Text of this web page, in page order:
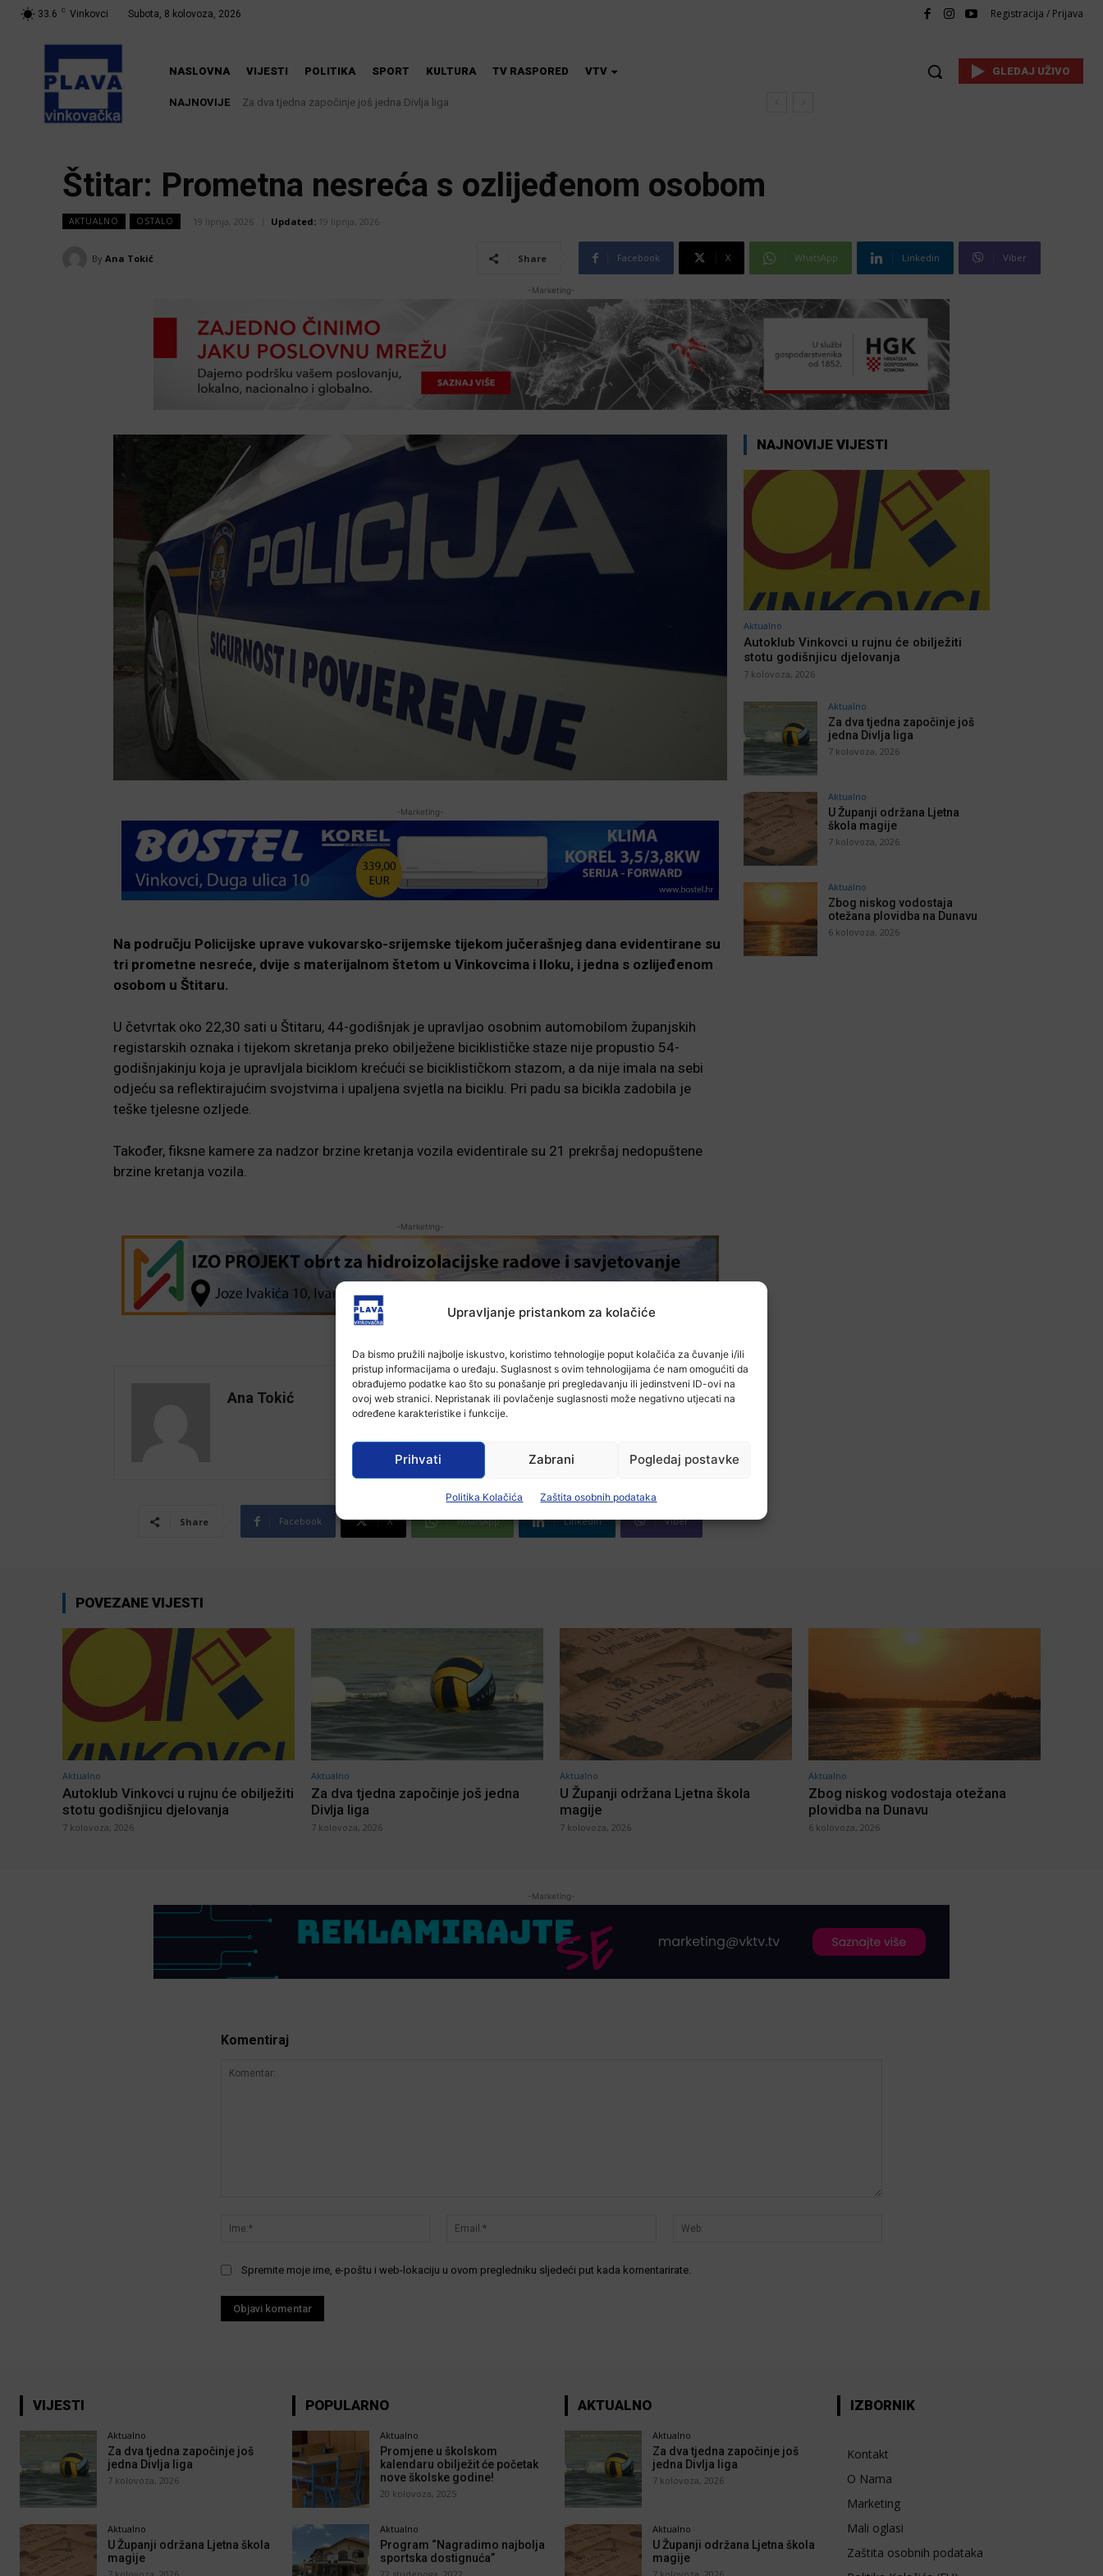
Upravljanje pristankom za kolačiće
Da bismo pružili najbolje iskustvo, koristimo tehnologije poput kolačića za čuvanje i/ili
pristup informacijama o uređaju. Suglasnost s ovim tehnologijama će nam omogućiti da
obrađujemo podatke kao što su ponašanje pri pregledavanju ili jedinstveni ID-ovi na
ovoj web stranici. Nepristanak ili povlačenje suglasnosti može negativno utjecati na
određene karakteristike i funkcije.
Prihvati Zabrani Pogledaj postavke
Politika Kolačića Zaštita osobnih podataka
Registracija / Prijava
33.6 C Vinkovci Subota, 8 kolovoza, 2026
NASLOVNA VIJESTI POLITIKA SPORT KULTURA TV RASPORED VTV
NAJNOVIJE Za dva tjedna započinje još jedna Divlja liga
GLEDAJ UŽIVO
Štitar: Prometna nesreća s ozlijeđenom osobom
AKTUALNO OSTALO 19 lipnja, 2026 Updated: 19 lipnja, 2026
By Ana Tokić Share Facebook X WhatsApp Linkedin Viber
-Marketing-
-Marketing-
Na području Policijske uprave vukovarsko-srijemske tijekom jučerašnjeg dana evidentirane su
tri prometne nesreće, dvije s materijalnom štetom u Vinkovcima i Iloku, i jedna s ozlijeđenom
osobom u Štitaru.
U četvrtak oko 22,30 sati u Štitaru, 44-godišnjak je upravljao osobnim automobilom županjskih
registarskih oznaka i tijekom skretanja preko obilježene biciklističke staze nije propustio 54-
godišnjakinju koja je upravljala biciklom krećući se biciklističkom stazom, a da nije imala na sebi
odjeću sa reflektirajućim svojstvima i upaljena svjetla na biciklu. Pri padu sa bicikla zadobila je
teške tjelesne ozljede.
Također, fiksne kamere za nadzor brzine kretanja vozila evidentirale su 21 prekršaj nedopuštene
brzine kretanja vozila.
-Marketing-
Ana Tokić
Share Facebook X WhatsApp Linkedin Viber
NAJNOVIJE VIJESTI
Aktualno
Autoklub Vinkovci u rujnu će obilježiti
stotu godišnjicu djelovanja
7 kolovoza, 2026
Aktualno
Za dva tjedna započinje još
jedna Divlja liga
7 kolovoza, 2026
Aktualno
U Županji održana Ljetna
škola magije
7 kolovoza, 2026
Aktualno
Zbog niskog vodostaja
otežana plovidba na Dunavu
6 kolovoza, 2026
POVEZANE VIJESTI
Aktualno
Autoklub Vinkovci u rujnu će obilježiti
stotu godišnjicu djelovanja
7 kolovoza, 2026
Aktualno
Za dva tjedna započinje još jedna
Divlja liga
7 kolovoza, 2026
Aktualno
U Županji održana Ljetna škola
magije
7 kolovoza, 2026
Aktualno
Zbog niskog vodostaja otežana
plovidba na Dunavu
6 kolovoza, 2026
-Marketing-
Komentiraj
Ime:*
Email:*
Spremite moje ime, e-poštu i web-lokaciju u ovom pregledniku sljedeći put kada komentarirate.
VIJESTI
Aktualno
Za dva tjedna započinje još
jedna Divlja liga
7 kolovoza, 2026
Aktualno
U Županji održana Ljetna škola
magije
POPULARNO
Aktualno
Promjene u školskom
kalendaru obilježit će početak
nove školske godine!
20 kolovoza, 2025
Aktualno
Program “Nagradimo najbolja
sportska dostignuća”
AKTUALNO
Aktualno
Za dva tjedna započinje još
jedna Divlja liga
7 kolovoza, 2026
Aktualno
U Županji održana Ljetna škola
magije
IZBORNIK
Kontakt
O Nama
Marketing
Mali oglasi
Zaštita osobnih podataka